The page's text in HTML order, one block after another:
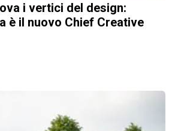
i vertici del design:
è il nuovo Chief Creative